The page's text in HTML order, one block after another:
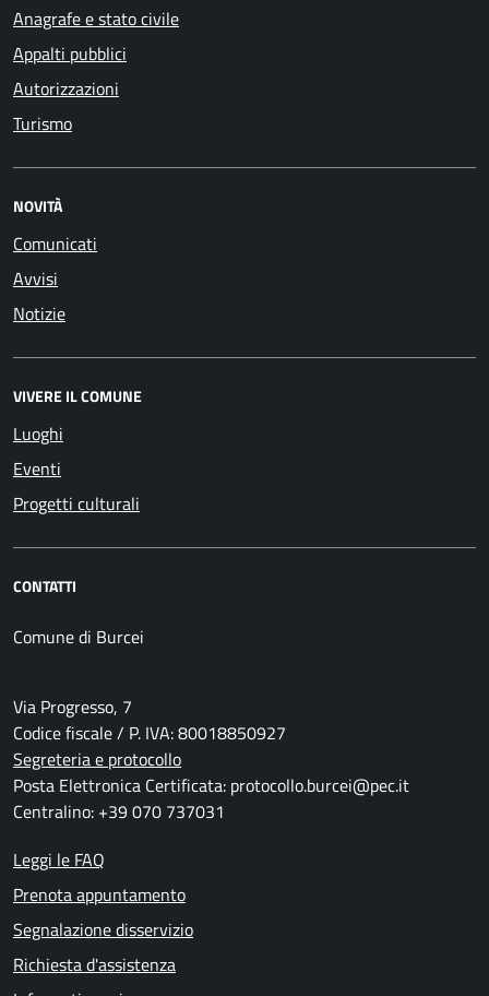
Anagrafe e stato civile
Appalti pubblici
Autorizzazioni
Turismo
NOVITÀ
Comunicati
Avvisi
Notizie
VIVERE IL COMUNE
Luoghi
Eventi
Progetti culturali
CONTATTI
Comune di Burcei
Via Progresso, 7
Codice fiscale / P. IVA: 80018850927
Segreteria e protocollo
Posta Elettronica Certificata: protocollo.burcei@pec.it
Centralino: +39 070 737031
Leggi le FAQ
Prenota appuntamento
Segnalazione disservizio
Richiesta d'assistenza